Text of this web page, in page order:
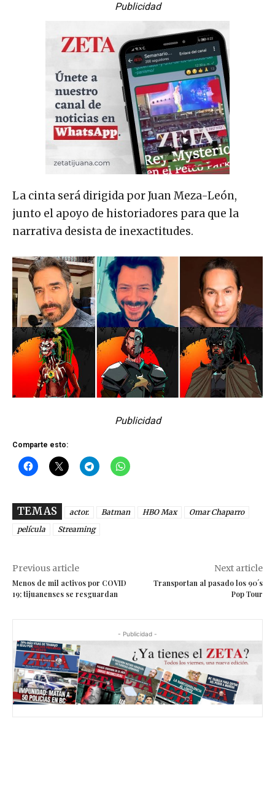
Publicidad
La cinta será dirigida por Juan Meza-León,
junto el apoyo de historiadores para que la
narrativa desista de inexactitudes.
Publicidad
Comparte esto:
TEMAS actor. Batman HBO Max
Omar Chaparro
película
Streaming
Previous article
Menos de mil activos por COVID
19; tijuanenses se resguardan
Next article
Transportan al pasado los 90´s
Pop Tour
- Publicidad -